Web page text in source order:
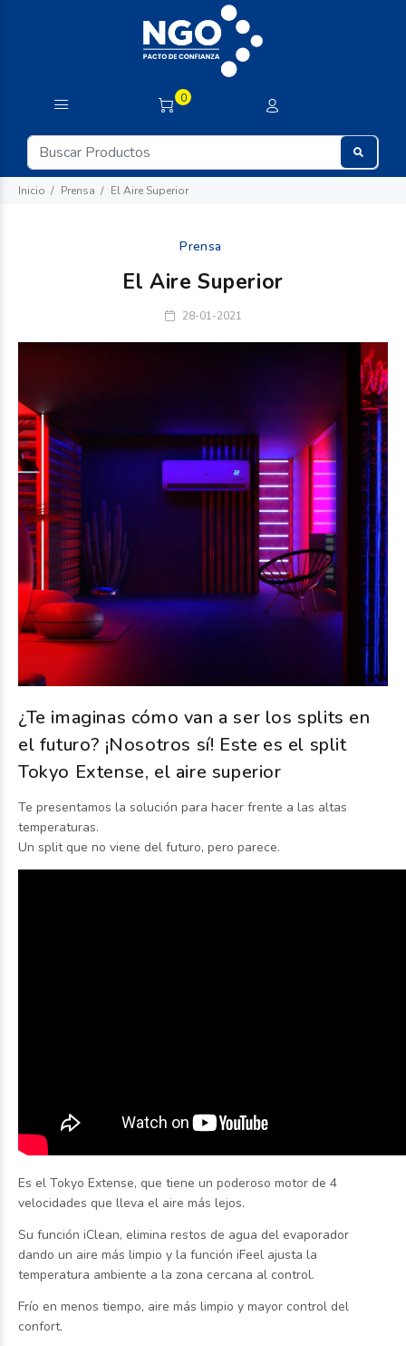
0
Inicio Prensa El Aire Superior
Prensa
El Aire Superior
28-01-2021
¿Te imaginas cómo van a ser los splits en
el futuro? ¡Nosotros sí! Este es el split
Tokyo Extense, el aire superior
Te presentamos la solución para hacer frente a las altas
temperaturas.
Un split que no viene del futuro, pero parece.
Es el Tokyo Extense, que tiene un poderoso motor de 4
velocidades que lleva el aire más lejos.
Su función iClean, elimina restos de agua del evaporador
dando un aire más limpio y la función iFeel ajusta la
temperatura ambiente a la zona cercana al control.
Frío en menos tiempo, aire más limpio y mayor control del
confort.